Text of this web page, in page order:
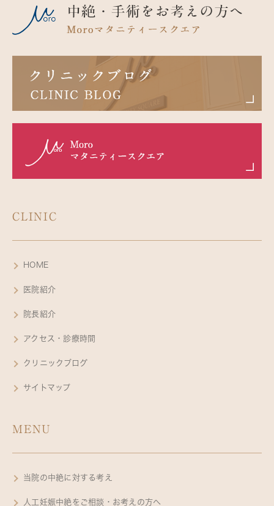
CLINIC
HOME
医院紹介
院長紹介
アクセス・診療時間
クリニックブログ
サイトマップ
MENU
当院の中絶に対する考え
人工妊娠中絶をご相談・お考えの方へ